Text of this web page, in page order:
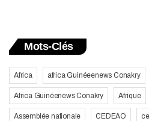
Mots-Clés
Africa africa Guinéeenews Conakry
Africa Guinéenews Conakry Afrique
Assemblée nationale CEDEAO